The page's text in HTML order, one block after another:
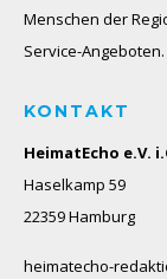
Menschen der
Service-Angeboten.
KONTAKT
HeimatEcho e.V.
Haselkamp 59
22359 Hamburg
heimatecho-